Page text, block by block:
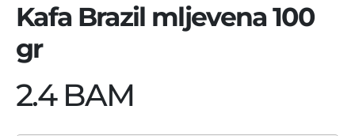
Kafa Brazil mljevena 100
gr
2.4 BAM